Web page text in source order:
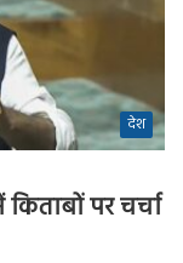
देश
पर चर्चा